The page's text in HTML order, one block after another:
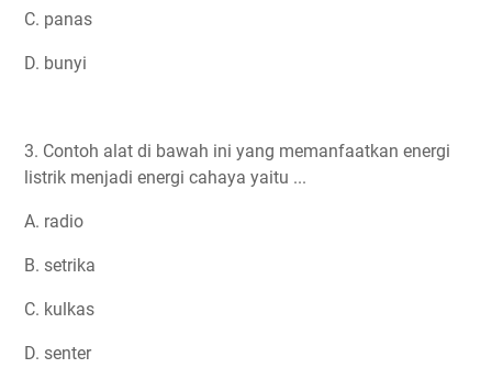
C. panas
D. bunyi
3. Contoh alat di bawah ini yang memanfaatkan energi
listrik menjadi energi cahaya yaitu ...
A. radio
B. setrika
C. kulkas
D. senter